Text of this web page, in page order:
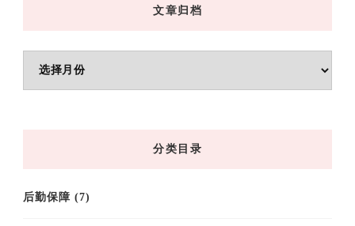
文章归档
分类目录
后勤保障 (7)